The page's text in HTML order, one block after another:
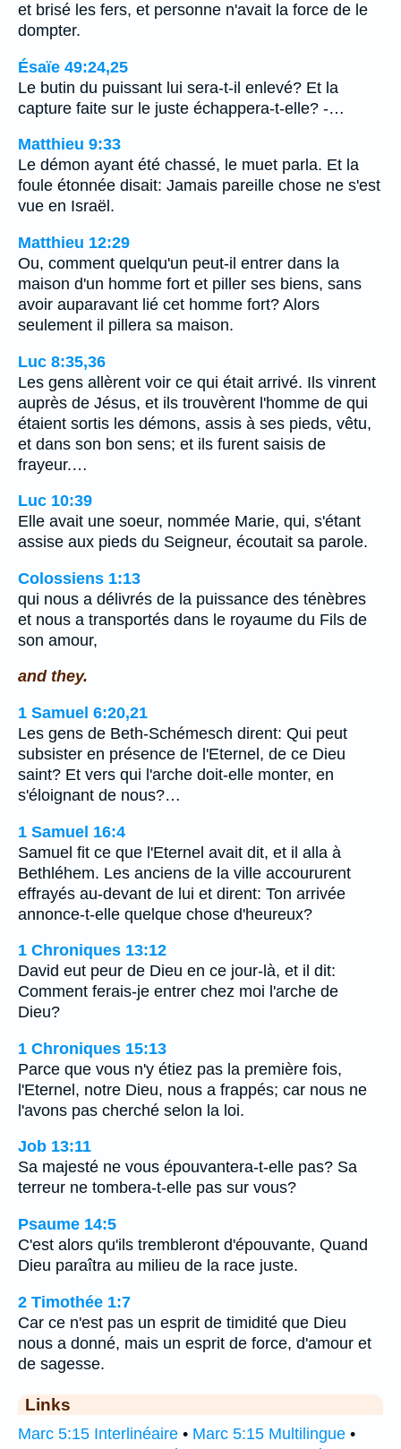
et brisé les fers, et personne n'avait la force de le
dompter.
Ésaïe 49:24,25
Le butin du puissant lui sera-t-il enlevé? Et la
capture faite sur le juste échappera-t-elle? -…
Matthieu 9:33
Le démon ayant été chassé, le muet parla. Et la
foule étonnée disait: Jamais pareille chose ne s'est
vue en Israël.
Matthieu 12:29
Ou, comment quelqu'un peut-il entrer dans la
maison d'un homme fort et piller ses biens, sans
avoir auparavant lié cet homme fort? Alors
seulement il pillera sa maison.
Luc 8:35,36
Les gens allèrent voir ce qui était arrivé. Ils vinrent
auprès de Jésus, et ils trouvèrent l'homme de qui
étaient sortis les démons, assis à ses pieds, vêtu,
et dans son bon sens; et ils furent saisis de
frayeur.…
Luc 10:39
Elle avait une soeur, nommée Marie, qui, s'étant
assise aux pieds du Seigneur, écoutait sa parole.
Colossiens 1:13
qui nous a délivrés de la puissance des ténèbres
et nous a transportés dans le royaume du Fils de
son amour,
and they.
1 Samuel 6:20,21
Les gens de Beth-Schémesch dirent: Qui peut
subsister en présence de l'Eternel, de ce Dieu
saint? Et vers qui l'arche doit-elle monter, en
s'éloignant de nous?…
1 Samuel 16:4
Samuel fit ce que l'Eternel avait dit, et il alla à
Bethléhem. Les anciens de la ville accoururent
effrayés au-devant de lui et dirent: Ton arrivée
annonce-t-elle quelque chose d'heureux?
1 Chroniques 13:12
David eut peur de Dieu en ce jour-là, et il dit:
Comment ferais-je entrer chez moi l'arche de
Dieu?
1 Chroniques 15:13
Parce que vous n'y étiez pas la première fois,
l'Eternel, notre Dieu, nous a frappés; car nous ne
l'avons pas cherché selon la loi.
Job 13:11
Sa majesté ne vous épouvantera-t-elle pas? Sa
terreur ne tombera-t-elle pas sur vous?
Psaume 14:5
C'est alors qu'ils trembleront d'épouvante, Quand
Dieu paraîtra au milieu de la race juste.
2 Timothée 1:7
Car ce n'est pas un esprit de timidité que Dieu
nous a donné, mais un esprit de force, d'amour et
de sagesse.
Links
Marc 5:15 Interlinéaire • Marc 5:15 Multilingue •